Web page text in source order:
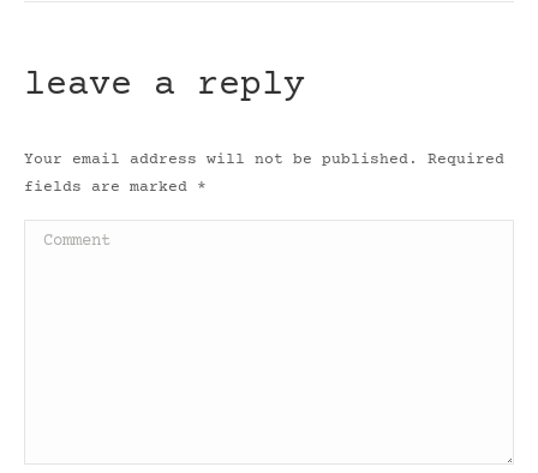
leave a reply
Your email address will not be published. Required
fields are marked *
Comment